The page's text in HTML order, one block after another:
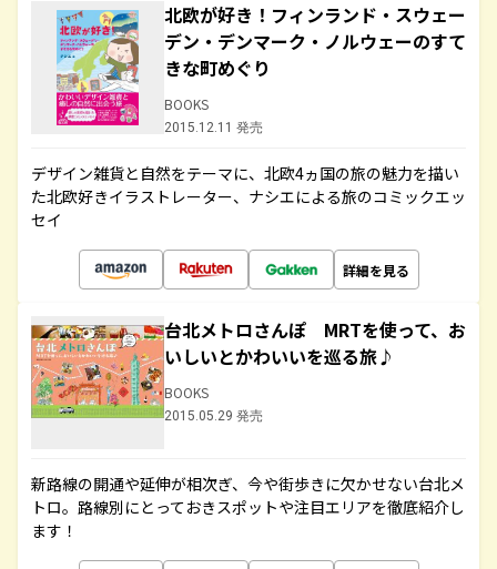
北欧が好き！フィンランド・スウェー
デン・デンマーク・ノルウェーのすて
きな町めぐり
BOOKS
2015.12.11 発売
デザイン雑貨と自然をテーマに、北欧4ヵ国の旅の魅力を描い
た北欧好きイラストレーター、ナシエによる旅のコミックエッ
セイ
詳細を見る
台北メトロさんぽ MRTを使って、お
いしいとかわいいを巡る旅♪
BOOKS
2015.05.29 発売
新路線の開通や延伸が相次ぎ、今や街歩きに欠かせない台北メ
トロ。路線別にとっておきスポットや注目エリアを徹底紹介し
ます！